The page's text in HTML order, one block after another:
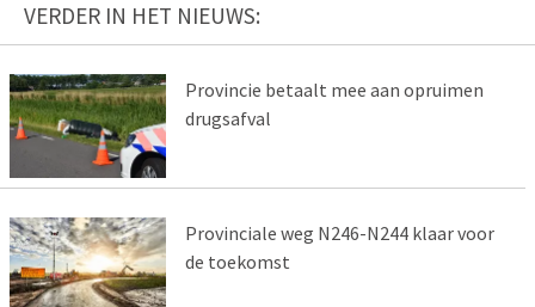
VERDER IN HET NIEUWS:
Provincie betaalt mee aan opruimen
drugsafval
Provinciale weg N246-N244 klaar voor
de toekomst